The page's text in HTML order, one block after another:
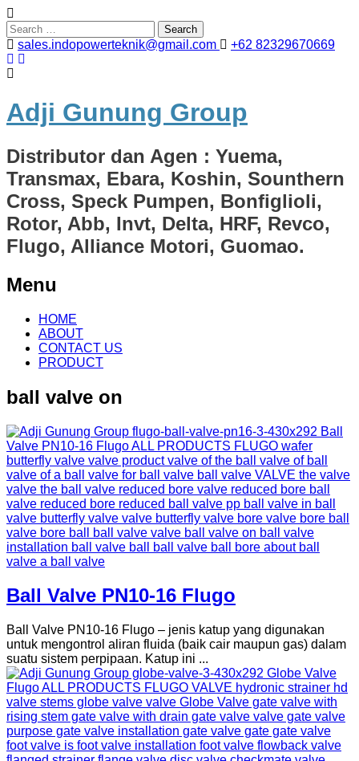
Search
for:sales.indopowerteknik@gmail.com +62 82329670669
Adji Gunung Group
Distributor dan Agen : Yuema,
Transmax, Ebara, Koshin, Sounthern
Cross, Speck Pumpen, Bonfiglioli,
Rotor, Abb, Invt, Delta, HRF, Revco,
Flugo, Alliance Motori, Guomao.
Menu
Skip
content
HOME
ABOUT
CONTACT US
PRODUCT
ball valve on
Ball Valve PN10-16 Flugo
Ball Valve PN10-16 Flugo – jenis katup yang digunakan
untuk mengontrol aliran fluida (baik cair maupun gas) dalam
suatu sistem perpipaan. Katup ini ...